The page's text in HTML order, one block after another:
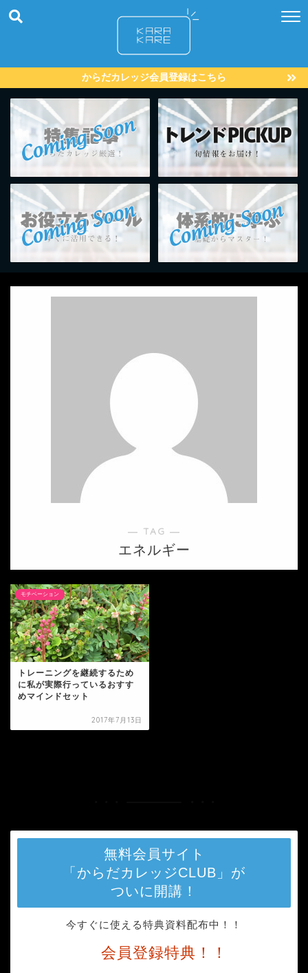
からだカレッジ会員登録はこちら
― TAG ―
エネルギー
モチベーション
トレーニングを継続するため
に私が実際行っているおすす
めマインドセット
2017年7月13日
無料会員サイト
「からだカレッジCLUB」が
ついに開講！
今すぐに使える特典資料配布中！！
会員登録特典！！